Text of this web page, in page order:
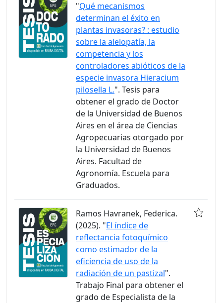
"Qué mecanismos
determinan el éxito en
plantas invasoras? : estudio
sobre la alelopatía, la
competencia y los
controladores abióticos de la
especie invasora Hieracium
pilosella L.". Tesis para
obtener el grado de Doctor
de la Universidad de Buenos
Aires en el área de Ciencias
Agropecuarias otorgado por
la Universidad de Buenos
Aires. Facultad de
Agronomía. Escuela para
Graduados.
Ramos Havranek, Federica.
(2025). "El índice de
reflectancia fotoquímico
como estimador de la
eficiencia de uso de la
radiación de un pastizal".
Trabajo Final para obtener el
grado de Especialista de la